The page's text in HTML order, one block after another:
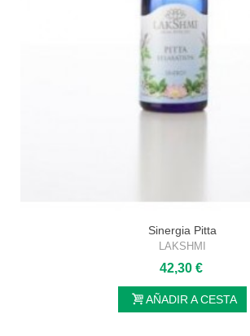
Sinergia Pitta
LAKSHMI
42,30 €
AÑADIR A CESTA